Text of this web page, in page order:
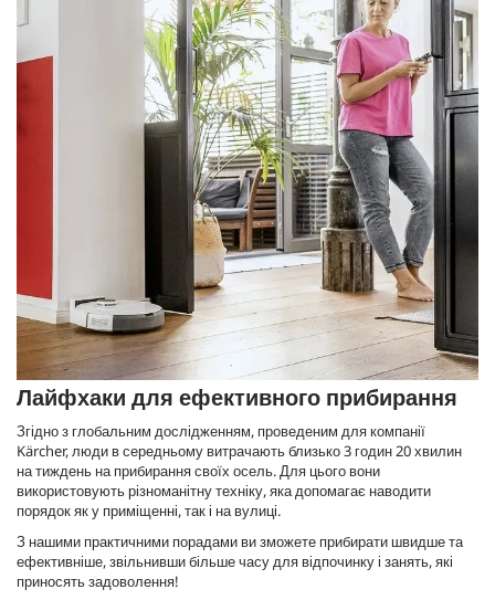
Лайфхаки для ефективного прибирання
Згідно з глобальним дослідженням, проведеним для компанії
Kärcher, люди в середньому витрачають близько 3 годин 20 хвилин
на тиждень на прибирання своїх осель. Для цього вони
використовують різноманітну техніку, яка допомагає наводити
порядок як у приміщенні, так і на вулиці.
З нашими практичними порадами ви зможете прибирати швидше та
ефективніше, звільнивши більше часу для відпочинку і занять, які
приносять задоволення!